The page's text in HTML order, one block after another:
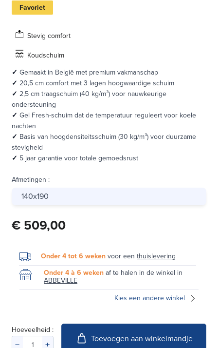
Favoriet
Stevig comfort
Koudschuim
✓ Gemaakt in België met premium vakmanschap
✓ 20,5 cm comfort met 3 lagen hoogwaardige schuim
✓ 2,5 cm traagschuim (40 kg/m³) voor nauwkeurige
ondersteuning
✓ Gel Fresh-schuim dat de temperatuur reguleert voor koele
nachten
✓ Basis van hoogdensiteitsschuim (30 kg/m³) voor duurzame
stevigheid
✓ 5 jaar garantie voor totale gemoedsrust
Afmetingen :
140x190
€ 509,00
Onder 4 tot 6 wekenvoor een thuislevering
Onder 4 à 6 wekenaf te halen in de winkel in
ABBEVILLE
Kies een andere winkel
Hoeveelheid :
Toevoegen aan winkelmandje